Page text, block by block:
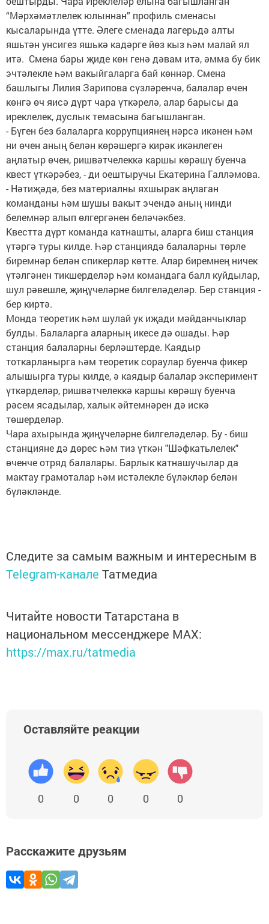
“Мәрхәмәтлелек юлыннан” профиль сменасы
кысаларында үтте. Әлеге сменада лагерьдә алты
яшьтән унсигез яшькә кадәрге йөз кыз һәм малай ял
итә. Смена бары җиде көн генә дәвам итә, әмма бу бик
эчтәлекле һәм вакыйгаларга бай көннәр. Смена
башлыгы Лилия Зарипова сүзләренчә, балалар өчен
көнгә өч яисә дүрт чара үткәрелә, алар барысы да
иреклелек, дуслык темасына багышланган.
- Бүген без балаларга коррупциянең нәрсә икәнен һәм
ни өчен аның белән көрәшергә кирәк икәнлеген
аңлатыр өчен, ришвәтчелеккә каршы көрәшү буенча
квест үткәрәбез, - ди оештыручы Екатерина Галләмова.
- Нәтиҗәдә, без материалны яхшырак аңлаган
команданы һәм шушы вакыт эчендә аның нинди
белемнәр алып өлгергәнен беләчәкбез.
Квестта дүрт команда катнашты, аларга биш станция
үтәргә туры килде. Һәр станциядә балаларны төрле
биремнәр белән спикерлар көтте. Алар биремнең ничек
үтәлгәнен тикшерделәр һәм командага балл куйдылар,
шул рәвешле, җиңүчеләрне билгеләделәр. Бер станция -
бер киртә.
Монда теоретик һәм шулай ук иҗади мәйданчыклар
булды. Балаларга аларның икесе дә ошады. Һәр
станция балаларны берләштерде. Каядыр
тоткарланырга һәм теоретик сораулар буенча фикер
алышырга туры килде, ә каядыр балалар эксперимент
үткәрделәр, ришвәтчелеккә каршы көрәшү буенча
рәсем ясадылар, халык әйтемнәрен дә искә
төшерделәр.
Чара ахырында җиңүчеләрне билгеләделәр. Бу - биш
станцияне дә дөрес һәм тиз үткән "Шәфкатьлелек"
өченче отряд балалары. Барлык катнашучылар да
мактау грамоталар һәм истәлекле бүләкләр белән
бүләкләнде.
Следите за самым важным и интересным в
Telegram-канале Татмедиа
Читайте новости Татарстана в
национальном мессенджере MАХ:
https://max.ru/tatmedia
Оставляйте реакции
0 0 0 0 0
Расскажите друзьям